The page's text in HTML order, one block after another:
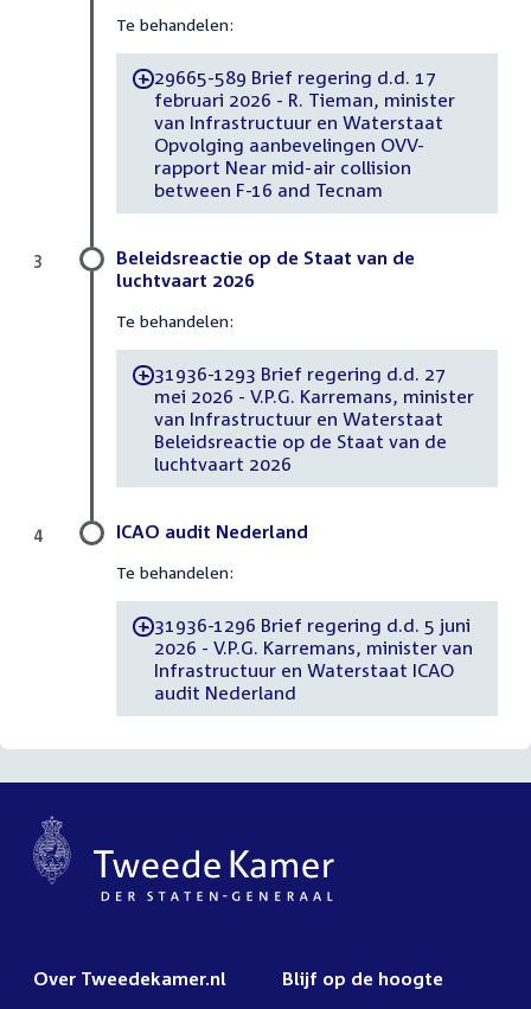
Te behandelen:
-29665-589 Brief regering d.d. 17
februari 2026 - R. Tieman, minister
van Infrastructuur en Waterstaat
Opvolging aanbevelingen OVV-
rapport Near mid-air collision
between F-16 and Tecnam
Beleidsreactie op de Staat van de
luchtvaart 2026
Te behandelen:
-31936-1293 Brief regering d.d. 27
mei 2026 - V.P.G. Karremans, minister
van Infrastructuur en Waterstaat
Beleidsreactie op de Staat van de
luchtvaart 2026
3
ICAO audit Nederland
Te behandelen:
-31936-1296 Brief regering d.d. 5 juni
2026 - V.P.G. Karremans, minister van
Infrastructuur en Waterstaat ICAO
audit Nederland
4
Over Tweedekamer.nl Blijf op de hoogte